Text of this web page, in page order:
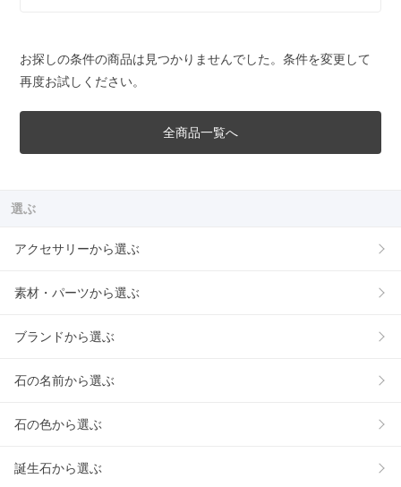
お探しの条件の商品は見つかりませんでした。条件を変更して
再度お試しください。
全商品一覧へ
選ぶ
アクセサリーから選ぶ
素材・パーツから選ぶ
ブランドから選ぶ
石の名前から選ぶ
石の色から選ぶ
誕生石から選ぶ